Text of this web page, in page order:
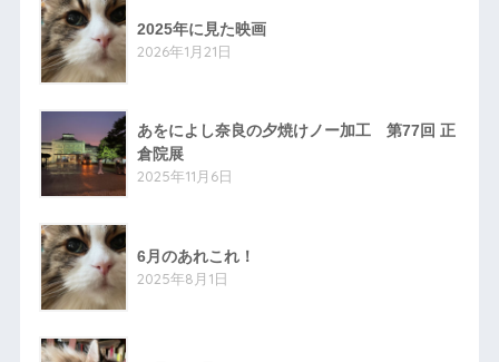
2025年に見た映画
2026年1月21日
あをによし奈良の夕焼けノー加工 第77回 正
倉院展
2025年11月6日
6月のあれこれ！
2025年8月1日